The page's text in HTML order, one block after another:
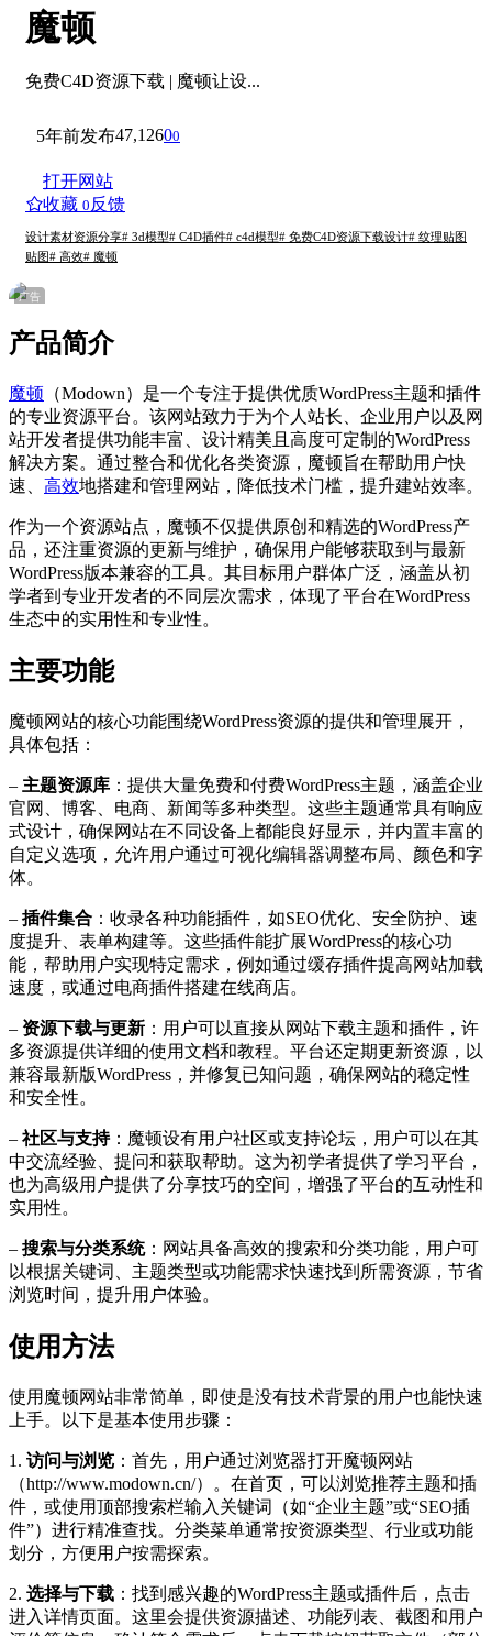
魔顿
免费C4D资源下载 | 魔顿让设...
5年前发布47,12600
打开网站
收藏 0反馈
设计素材资源分享# 3d模型# C4D插件# c4d模型# 免费C4D资源下载设计# 纹理贴图
贴图# 高效# 魔顿
广告
产品简介
魔顿 （Modown）是一个专注于提供优质WordPress主题和插件
的专业资源平台。该网站致力于为个人站长、企业用户以及网
站开发者提供功能丰富、设计精美且高度可定制的WordPress
解决方案。通过整合和优化各类资源，魔顿旨在帮助用户快
速、 高效地搭建和管理网站，降低技术门槛，提升建站效率。
作为一个资源站点，魔顿不仅提供原创和精选的WordPress产
品，还注重资源的更新与维护，确保用户能够获取到与最新
WordPress版本兼容的工具。其目标用户群体广泛，涵盖从初
学者到专业开发者的不同层次需求，体现了平台在WordPress
生态中的实用性和专业性。
主要功能
魔顿网站的核心功能围绕WordPress资源的提供和管理展开，
具体包括：
– 主题资源库 ：提供大量免费和付费WordPress主题，涵盖企业
官网、博客、电商、新闻等多种类型。这些主题通常具有响应
式设计，确保网站在不同设备上都能良好显示，并内置丰富的
自定义选项，允许用户通过可视化编辑器调整布局、颜色和字
体。
– 插件集合 ：收录各种功能插件，如SEO优化、安全防护、速
度提升、表单构建等。这些插件能扩展WordPress的核心功
能，帮助用户实现特定需求，例如通过缓存插件提高网站加载
速度，或通过电商插件搭建在线商店。
– 资源下载与更新 ：用户可以直接从网站下载主题和插件，许
多资源提供详细的使用文档和教程。平台还定期更新资源，以
兼容最新版WordPress，并修复已知问题，确保网站的稳定性
和安全性。
– 社区与支持：魔顿设有用户社区或支持论坛，用户可以在其
中交流经验、提问和获取帮助。这为初学者提供了学习平台，
也为高级用户提供了分享技巧的空间，增强了平台的互动性和
实用性。
– 搜索与分类系统：网站具备高效的搜索和分类功能，用户可
以根据关键词、主题类型或功能需求快速找到所需资源，节省
浏览时间，提升用户体验。
使用方法
使用魔顿网站非常简单，即使是没有技术背景的用户也能快速
上手。以下是基本使用步骤：
1. 访问与浏览 ：首先，用户通过浏览器打开魔顿网站
（http://www.modown.cn/）。在首页，可以浏览推荐主题和插
件，或使用顶部搜索栏输入关键词（如“企业主题”或“SEO插
件”）进行精准查找。分类菜单通常按资源类型、行业或功能
划分，方便用户按需探索。
2. 选择与下载 ：找到感兴趣的WordPress主题或插件后，点击
进入详情页面。这里会提供资源描述、功能列表、截图和用户